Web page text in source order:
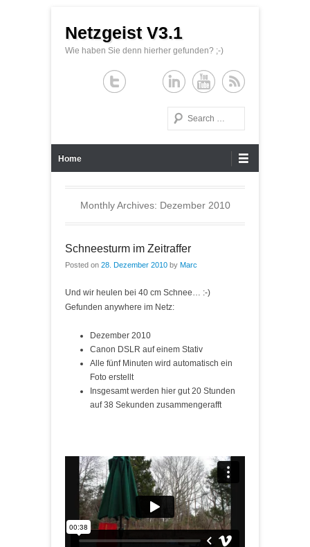
Netzgeist V3.1
Wie haben Sie denn hierher gefunden? ;-)
Search
Home
Monthly Archives: Dezember 2010
Schneesturm im Zeitraffer
Posted on 28. Dezember 2010 by Marc
Und wir heulen bei 40 cm Schnee… :-)
Gefunden anywhere im Netz:
Dezember 2010
Canon DSLR auf einem Stativ
Alle fünf Minuten wird automatisch ein
Foto erstellt
Insgesamt werden hier gut 20 Stunden
auf 38 Sekunden zusammengerafft